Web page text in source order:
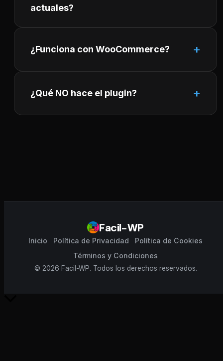
actuales?
¿Funciona con WooCommerce?
¿Qué NO hace el plugin?
Facil-WP
Inicio Política de Privacidad
Política de Cookies
Términos y Condiciones
© 2026 Facil-WP. Todos los derechos reservados.